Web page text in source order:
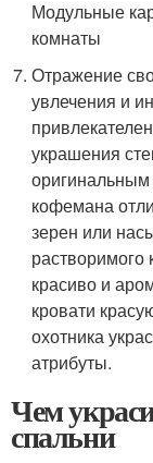
Модульные
комнаты
Отражение
увлечения и
украшения
кофемана
зерен или
красиво и
кровати
охотника
атрибуты.
Чем
спальни